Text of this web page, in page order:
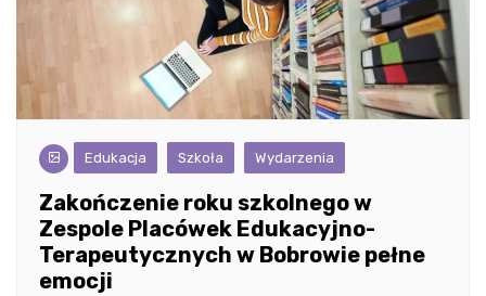
Edukacja Szkoła Wydarzenia
Zakończenie roku szkolnego w
Zespole Placówek Edukacyjno-
Terapeutycznych w Bobrowie pełne
emocji